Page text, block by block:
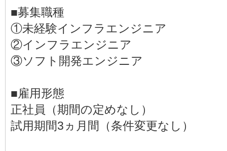
■募集職種
①未経験インフラエンジニア
②インフラエンジニア
③ソフト開発エンジニア
■雇用形態
正社員（期間の定めなし）
試用期間3ヵ月間（条件変更なし）